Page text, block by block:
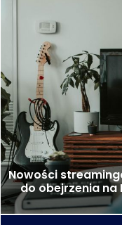
Nowości
do obejrzenia na